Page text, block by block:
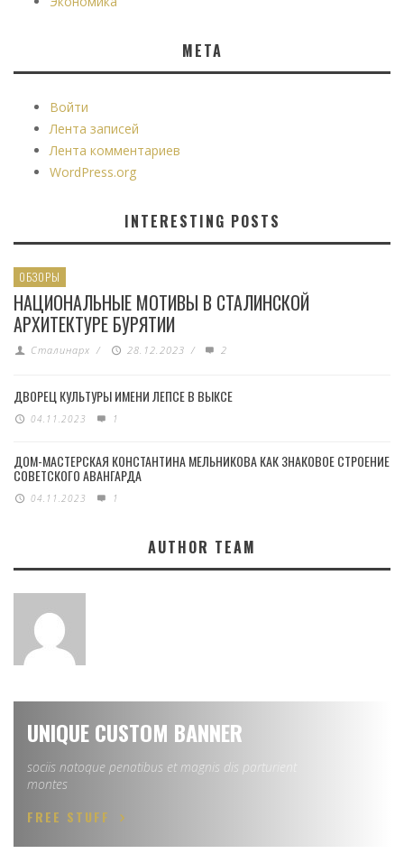
МЕТА
Войти
Лента записей
Лента комментариев
WordPress.org
INTERESTING POSTS
ОБЗОРЫ
НАЦИОНАЛЬНЫЕ МОТИВЫ В СТАЛИНСКОЙ
АРХИТЕКТУРЕ БУРЯТИИ
Сталинарх / 28.12.2023 / 2
ДВОРЕЦ КУЛЬТУРЫ ИМЕНИ ЛЕПСЕ В ВЫКСЕ
04.11.2023 1
ДОМ-МАСТЕРСКАЯ КОНСТАНТИНА МЕЛЬНИКОВА КАК ЗНАКОВОЕ СТРОЕНИЕ
СОВЕТСКОГО АВАНГАРДА
04.11.2023 1
AUTHOR TEAM
UNIQUE CUSTOM BANNER
sociis natoque penatibus et magnis dis parturient
montes
FREE STUFF